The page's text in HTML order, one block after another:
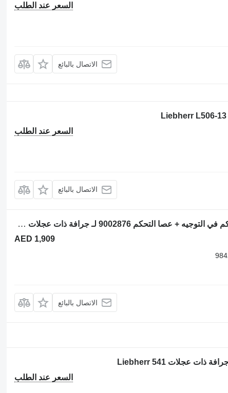
السعر عند الطلب
الاتصال بالبائع
السعر عند الطلب
الاتصال بالبائع
عصا تحكم الهيدروليكية Liebherr وحدة التحكم في التوجيه + عصا التحكم 9002876 لـ جرافة ذات عجلات Liebherr L524 / L542 / L528
AED 1,909
الاتصال بالبائع
السعر عند الطلب